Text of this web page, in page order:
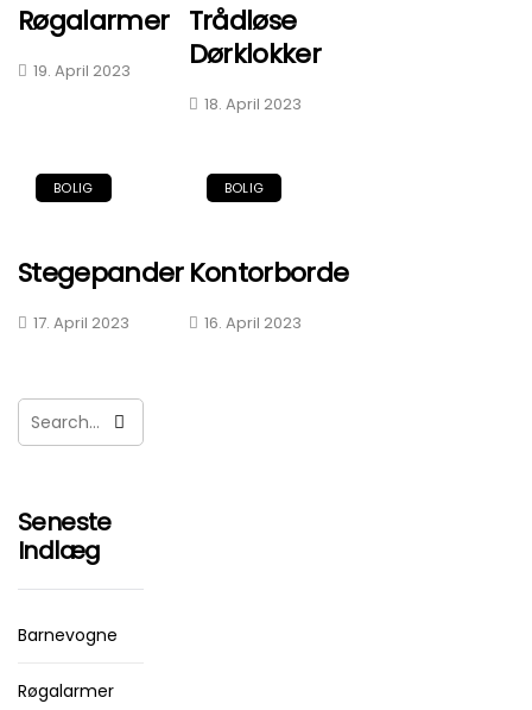
Røgalarmer
19. April 2023
Trådløse
Dørklokker
18. April 2023
BOLIG
Stegepander
17. April 2023
BOLIG
Kontorborde
16. April 2023
Seneste
Indlæg
Barnevogne
Røgalarmer